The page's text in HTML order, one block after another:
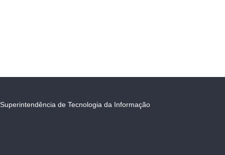
Superintendência de Tecnologia da Informação